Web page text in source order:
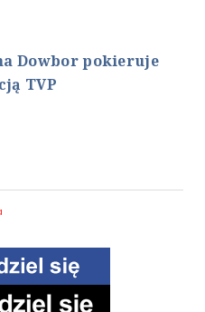
Dowbor pokieruje
TVP